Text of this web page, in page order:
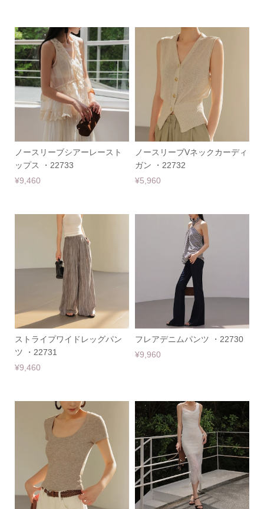
ノースリーブシアーレースト
ップス ・22733
¥9,460
ノースリーブVネックカーディ
ガン ・22732
¥5,960
ストライプワイドレッグパン
ツ ・22731
¥9,460
フレアデニムパンツ ・22730
¥9,960